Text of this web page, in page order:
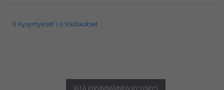
0 Kysymykset \ 0 Vastaukset
JÄTÄ ENSIMMÄINEN KYSYMYS